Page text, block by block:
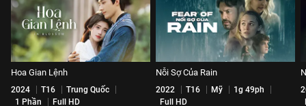
Hoa Gian Lệnh
2024 T16
Trung Quốc
1 Phần
Full HD
Nỗi Sợ Của Rain
2022 T16 Mỹ
1g 49ph
Full HD